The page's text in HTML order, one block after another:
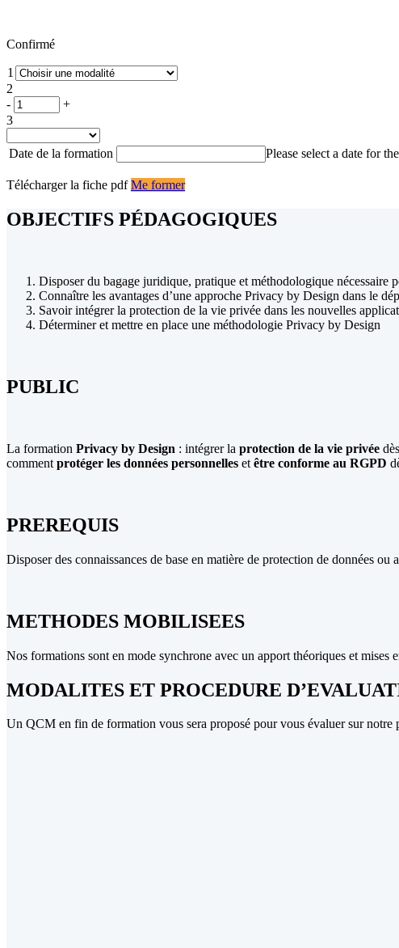
Confirmé
1
2
quantité
de
Formation
:
Privacy
design,
la
privée
-
+
3
Date de la formation Please select a date for
Télécharger la fiche pdfMe former
OBJECTIFS PÉDAGOGIQUES
Disposer du bagage juridique, pratique et méthodologique nécessaire
Connaître les avantages d’une approche Privacy by Design dans le
Savoir intégrer la protection de la vie privée dans les nouvelles
Déterminer et mettre en place une méthodologie Privacy by Design
PUBLIC
La formation Privacy by Design : intégrer la protection de la vie privée
comment protéger les données personnelles et être conforme au RGPD
PREREQUIS
Disposer des connaissances de base en matière de protection de données
METHODES MOBILISEES
Nos formations sont en mode synchrone avec un apport théoriques et mises
MODALITES ET PROCEDURE
Un QCM en fin de formation vous sera proposé pour vous évaluer sur notre